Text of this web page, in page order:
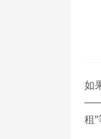
如
——
租”